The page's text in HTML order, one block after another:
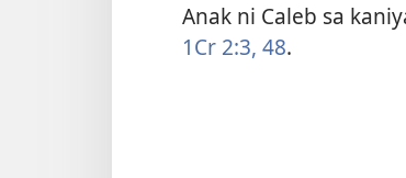
Anak ni Caleb sa
1Cr 2:3, 48.